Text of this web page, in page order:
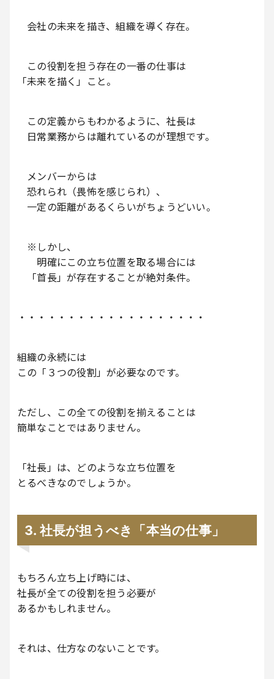
会社の未来を描き、組織を導く存在。
この役割を担う存在の一番の仕事は
「未来を描く」こと。
この定義からもわかるように、社長は
日常業務からは離れているのが理想です。
メンバーからは
恐れられ（畏怖を感じられ）、
一定の距離があるくらいがちょうどいい。
※しかし、
明確にこの立ち位置を取る場合には
「首長」が存在することが絶対条件。
・・・・・・・・・・・・・・・・・・・
組織の永続には
この「３つの役割」が必要なのです。
ただし、この全ての役割を揃えることは
簡単なことではありません。
「社長」は、どのような立ち位置を
とるべきなのでしょうか。
3. 社長が担うべき「本当の仕事」
もちろん立ち上げ時には、
社長が全ての役割を担う必要が
あるかもしれません。
それは、仕方なのないことです。